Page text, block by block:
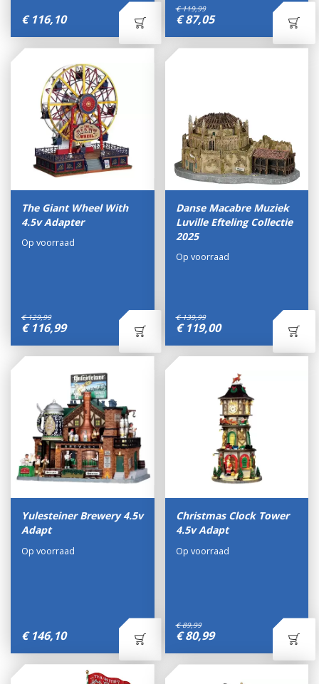
€ 116,10
€ 119,99
€ 87,05
The Giant Wheel With
4.5v Adapter
€ 129,99
€ 116,99
Op voorraad
Danse Macabre Muziek
Luville Efteling Collectie
2025
€ 139,99
€ 119,00
Op voorraad
Yulesteiner Brewery 4.5v
Adapt
€ 146,10
Op voorraad
Christmas Clock Tower
4.5v Adapt
€ 89,99
€ 80,99
Op voorraad